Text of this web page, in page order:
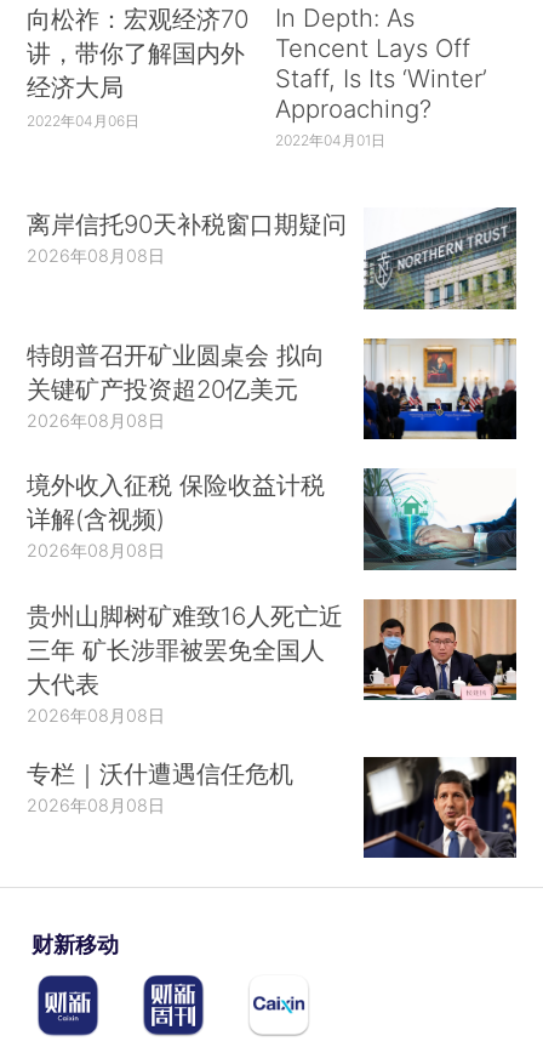
向松祚：宏观经济70
讲，带你了解国内外
经济大局
2022年04月06日
In Depth: As
Tencent Lays Off
Staff, Is Its ‘Winter’
Approaching?
2022年04月01日
离岸信托90天补税窗口期疑问
2026年08月08日
特朗普召开矿业圆桌会 拟向
关键矿产投资超20亿美元
2026年08月08日
境外收入征税 保险收益计税
详解(含视频)
2026年08月08日
贵州山脚树矿难致16人死亡近
三年 矿长涉罪被罢免全国人
大代表
2026年08月08日
专栏｜沃什遭遇信任危机
2026年08月08日
财新移动